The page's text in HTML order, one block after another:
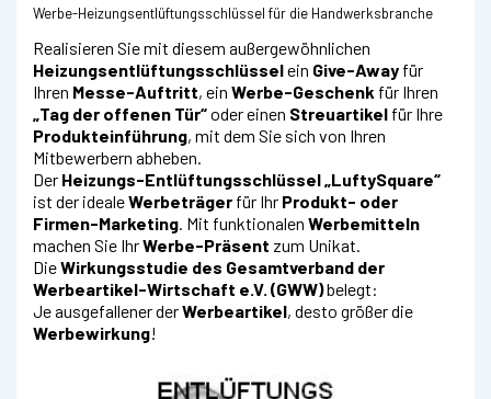
Werbe-Heizungsentlüftungsschlüssel für die Handwerksbranche
Realisieren Sie mit diesem außergewöhnlichen
Heizungsentlüftungsschlüsselein Give-Away für
Ihren Messe-Auftritt, ein Werbe-Geschenk für Ihren
„Tag der offenen Tür“oder einen Streuartikel für Ihre
Produkteinführung, mit dem Sie sich von Ihren
Mitbewerbern abheben.
Der Heizungs-Entlüftungsschlüssel „LuftySquare“
ist der idealeWerbeträger für Ihr Produkt- oder
Firmen-Marketing. Mit funktionalen Werbemitteln
machen Sie IhrWerbe-Präsent zum Unikat.
DieWirkungsstudie des Gesamtverband der
Werbeartikel-Wirtschaft e.V. (GWW)belegt:
Je ausgefallener derWerbeartikel, desto größer die
Werbewirkung!